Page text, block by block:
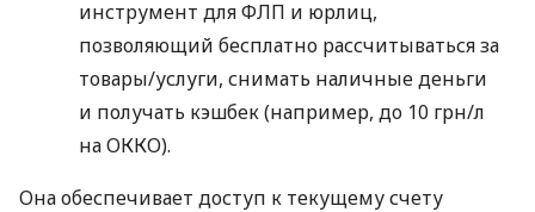
инструмент для ФЛП и юрлиц,
позволяющий бесплатно рассчитываться за
товары/услуги, снимать наличные деньги
и получать кэшбек (например, до 10 грн/л
на ОККО).
Она обеспечивает доступ к текущему счету